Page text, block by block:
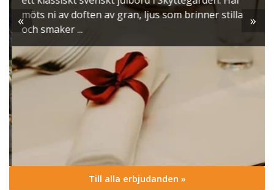
möts ni av doften av gran, ljus som brinner stilla
och smaker ...
« »
Till alla erbjudanden »